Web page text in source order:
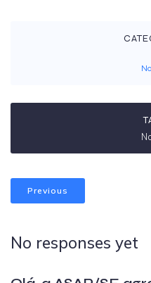
Previous
No responses yet